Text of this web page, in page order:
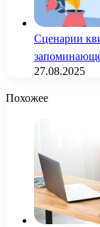
Сценарии
27.08.2025
Похожее